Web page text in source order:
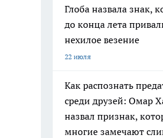
Глоба назвала знак,
до конца лета
нехилое везение
22 июля
Как распознать
среди друзей: Омар
назвал признак,
многие замечают